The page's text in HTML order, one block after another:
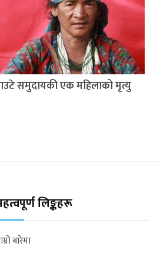
समुदायकी एक महिलाको मृत्यु
लिङ्कहरू
बारेमा